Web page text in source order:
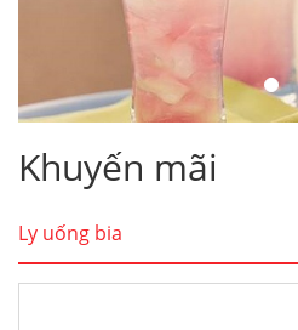
Khuyến mãi
Ly uống bia